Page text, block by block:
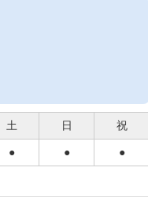
土 日 祝
● ● ●